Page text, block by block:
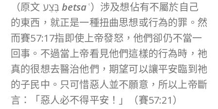
betsaʿ）涉及想佔有不屬於自己
的東西，就正是一種扭曲思想或行為的罪。然
而賽57:17指即使上帝發怒，他們卻仍不當一
回事。不過當上帝看見他們這樣的行為時，祂
真的很想去醫治他們，期望可以讓平安臨到祂
的子民中。只可惜惡人並不願意，所以上帝斷
言：「惡人必不得平安！」（賽57:21）